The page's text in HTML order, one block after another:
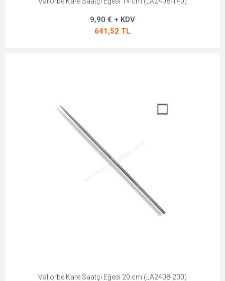
9,90 € + KDV
641,52 TL
Vallorbe Kare Saatçi Eğesi 20 cm (LA2408-200)